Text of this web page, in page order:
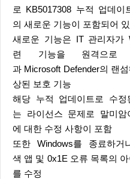
로 KB5017308 누적 업데
의 새로운 기능이 포함되어
새로운 기능은 IT 관리자가
련 기능을 원격으
과 Microsoft Defender의 랜
상된 보호 기능
해당 누적 업데이트로 수
는 라이선스 문제로 말미
에 대한 수정 사항이 포함
또한 Windows를 종료하
색 앱 및 0x1E 오류 목록의
를 수정